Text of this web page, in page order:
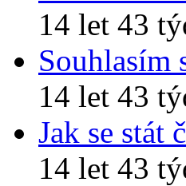
14 let 43
Souhlasím
14 let 43
Jak se stát
14 let 43